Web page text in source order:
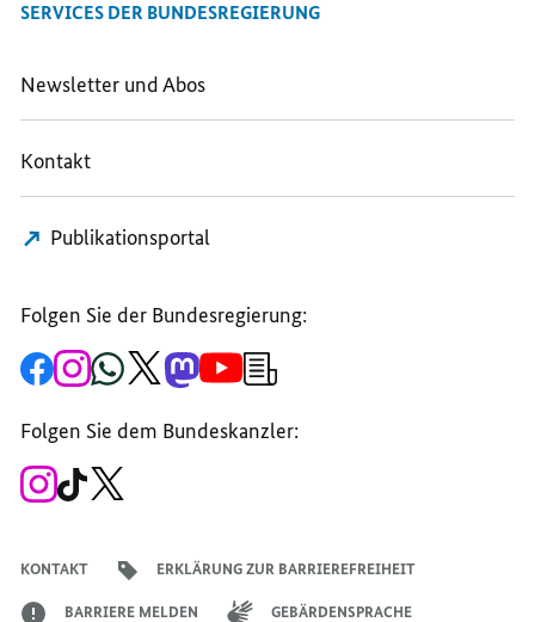
SERVICES DER BUNDESREGIERUNG
Newsletter und Abos
Kontakt
Publikationsportal
Folgen Sie der Bundesregierung:
Zur
Facebook-
Bundesregierung
Zum
Instagram-
der
Bundesregierung
Zum
WhatsApp-
der
Bundesregierung
Zum
X-
Regierungssprechers
Zum
Mastodon-
der
Bundesregierung
Zum
YouTube-
Bundesregierung
Anmeldung
Folgen Sie dem Bundeskanzler:
Zum
Instagram-
Zum
TikTok-
KONTAKT ERKLÄRUNG ZUR BARRIEREFREIHEIT
BARRIERE MELDEN GEBÄRDENSPRACHE